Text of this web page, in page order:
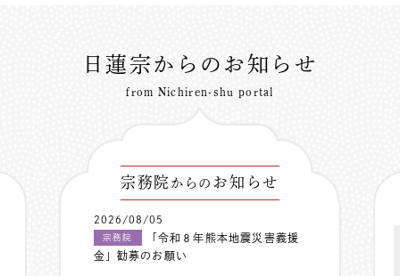
日蓮宗からのお知らせ
from Nichiren-shu portal
宗務院 からの お知らせ
2026/08/05
宗務院
「令和８年熊本地震災害義援
金」勧募のお願い